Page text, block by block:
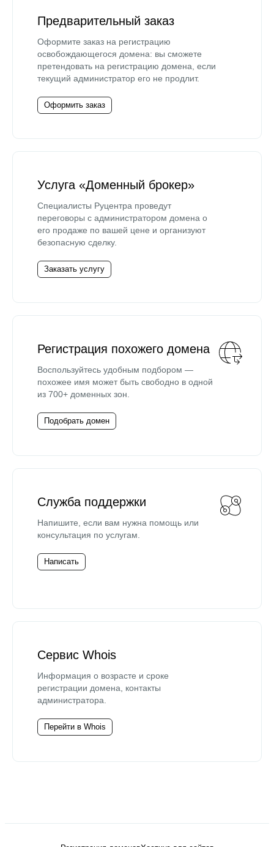
Предварительный заказ
Оформите заказ на регистрацию
освобождающегося домена: вы сможете
претендовать на регистрацию домена, если
текущий администратор его не продлит.
Оформить заказ
Услуга «Доменный брокер»
Специалисты Руцентра проведут
переговоры с администратором домена о
его продаже по вашей цене и организуют
безопасную сделку.
Заказать услугу
Регистрация похожего домена
Воспользуйтесь удобным подбором —
похожее имя может быть свободно в одной
из 700+ доменных зон.
Подобрать домен
Служба поддержки
Напишите, если вам нужна помощь или
консультация по услугам.
Написать
Сервис Whois
Информация о возрасте и сроке
регистрации домена, контакты
администратора.
Перейти в Whois